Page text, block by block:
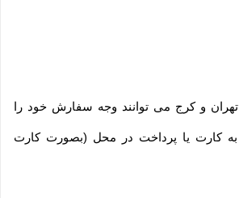
و کرج می توانند وجه سفارش خود را
به کارت یا پرداخت در محل (بصورت کارت